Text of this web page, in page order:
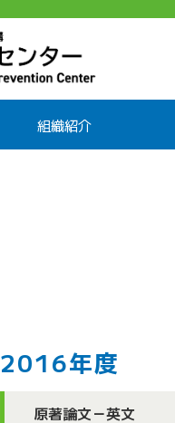
組織紹介
2016年度
原著論文－英文